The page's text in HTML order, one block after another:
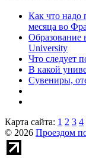
Как что надо
месяца во
Образование
University
Что следует
В какой
Сувениры,
Карта сайта: 1 2 3 4
© 2026 Проездом